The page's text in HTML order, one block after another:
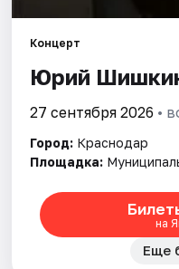
Концерт
Юрий
27 сентября 2026 •
Город: Краснодар
Площадка:
на
Еще